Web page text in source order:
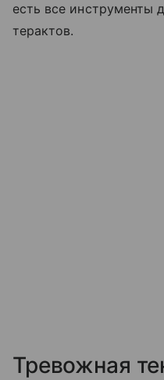
есть все инструменты
терактов.
Тревожная